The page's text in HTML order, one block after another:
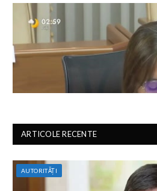
ARTICOLE RECENTE
AUTORITĂȚI